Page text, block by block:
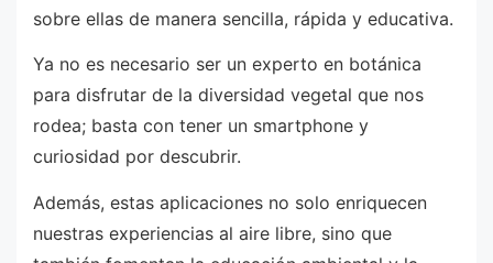
sobre ellas de manera sencilla, rápida y educativa.
Ya no es necesario ser un experto en botánica
para disfrutar de la diversidad vegetal que nos
rodea; basta con tener un smartphone y
curiosidad por descubrir.
Además, estas aplicaciones no solo enriquecen
nuestras experiencias al aire libre, sino que